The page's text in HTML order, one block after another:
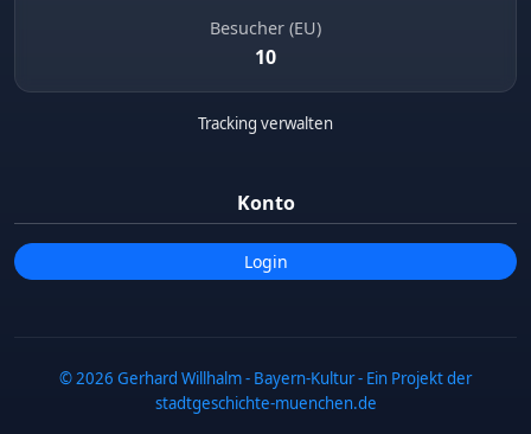
Besucher (EU)
10
Tracking verwalten
Konto
Login
© 2026 Gerhard Willhalm - Bayern-Kultur - Ein Projekt der
stadtgeschichte-muenchen.de